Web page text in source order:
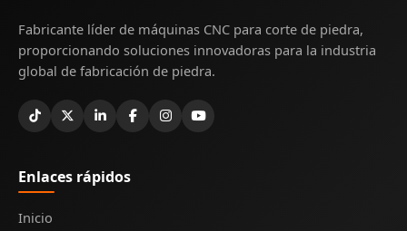
Fabricante líder de máquinas CNC para corte de piedra,
proporcionando soluciones innovadoras para la industria
global de fabricación de piedra.
Enlaces rápidos
Inicio